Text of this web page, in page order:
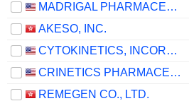
MADRIGAL PHARMACEUTICALS, INC.
AKESO, INC.
CYTOKINETICS, INCORPORATED
CRINETICS PHARMACEUTICALS, INC.
REMEGEN CO., LTD.